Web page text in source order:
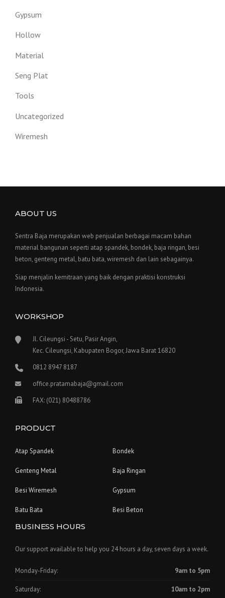
Gypsum
Hollow
Material
Seng Plat
Tools
Uncategorized
Wiremesh
ABOUT US
Sentra Baja merupakan web penjualan berbagai macam bahan
material bangunan seperti atap spandek, bondek, baja ringan, besi
beton, genteng metal, batu bata, wiremesh dan lain sebagainya.
Siap menjalin kemitraan yang baik dengan praktisi konstruksi
Indonesia.
WORKSHOP
Jl. Cileungsi - Setu, Pasir Angin,
Kec. Cileungsi, Kabupaten Bogor, Jawa Barat 16820
0812 8947 8187
office.pratamabaja@gmail.com
FAX: (021) 80488786
PRODUCT
Atap Spandek Bondek
Genteng Metal Baja Ringan
Besi Wiremesh Gypsum
Batu Bata Besi Beton
BUSINESS HOURS
Our support available to help you 24 hours a day, seven days a week.
Monday-Friday: 9am to 5pm
Saturday: 10am to 2pm